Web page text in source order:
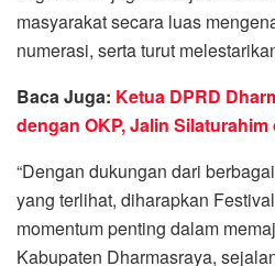
masyarakat secara luas
numerasi, serta turut
Baca Juga: Ketua DPRD
dengan OKP, Jalin
“Dengan dukungan dari
yang terlihat, diharapkan
momentum penting dalam
Kabupaten Dharmasraya,